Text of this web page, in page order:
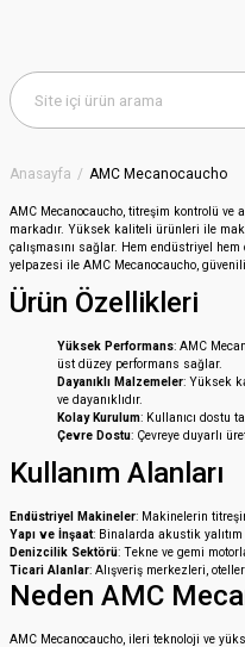
Anasayfa AMC Mecanocaucho
AMC Mecanocaucho, titreşim kontrolü ve
markadır. Yüksek kaliteli ürünleri ile
çalışmasını sağlar. Hem endüstriyel
yelpazesi ile AMC Mecanocaucho,
Ürün Özellikleri
Yüksek Performans: AMC
üst düzey performans sağlar.
Dayanıklı Malzemeler: Yüksek
ve dayanıklıdır.
Kolay Kurulum: Kullanıcı dostu
Çevre Dostu: Çevreye duyarlı
Kullanım Alanları
Endüstriyel Makineler: Makinelerin
Yapı ve İnşaat: Binalarda akustik
Denizcilik Sektörü: Tekne ve gemi
Ticari Alanlar: Alışveriş merkezleri,
Neden AMC
AMC Mecanocaucho, ileri teknoloji ve